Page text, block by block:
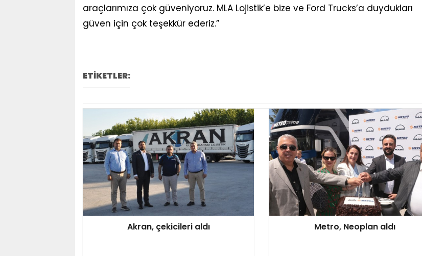
araçlarımıza çok güveniyoruz. MLA Lojistik’e bize ve Ford Trucks’a duydukları
güven için çok teşekkür ederiz.”
ETİKETLER:
Akran, çekicileri aldı Metro, Neoplan aldı